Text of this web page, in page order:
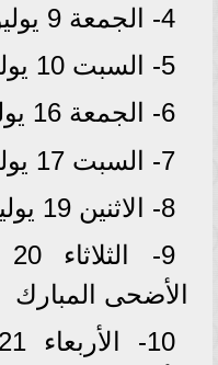
4- الجمعة 9 يوليو عطلة رسمية
5- السبت 10 يوليو عطلة رسمية
6- الجمعة 16 يوليو عطلة رسمية
7- السبت 17 يوليو عطلة رسمية
8- الاثنين 19 يوليو «وقفة عرفات»
الأضحى المبارك